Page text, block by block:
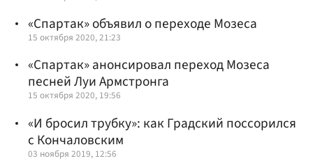
«Спартак» объявил о переходе Мозеса
15 октября 2020, 21:23
«Спартак» анонсировал переход Мозеса
песней Луи Армстронга
15 октября 2020, 19:56
«И бросил трубку»: как Градский поссорился
с Кончаловским
03 ноября 2019, 12:56